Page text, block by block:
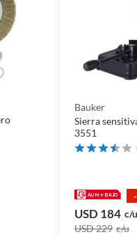
Bauker
Sierra
3551
USD 184 c/u
USD 229 c/u